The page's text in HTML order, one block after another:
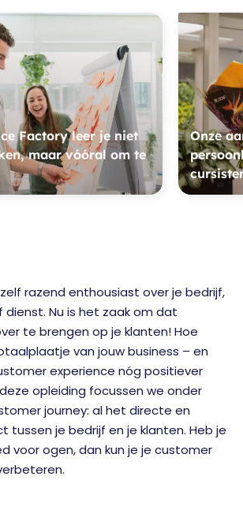
Factory leer je niet
maar vóóral om te
Onze
razend enthousiast over je bedrijf,
dienst. Nu is het zaak om dat
te brengen op je klanten! Hoe
van jouw business – en
experience nóg positiever
opleiding focussen we onder
journey: al het directe en
tussen je bedrijf en je klanten. Heb je
voor ogen, dan kun je je customer